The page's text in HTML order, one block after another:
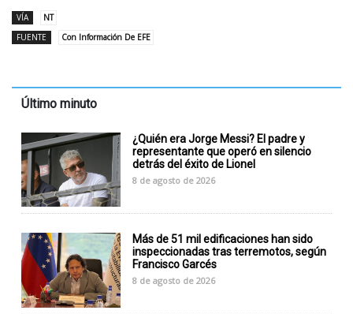
VÍA
NT
FUENTE
Con Información De EFE
Último minuto
¿Quién era Jorge Messi? El padre y
representante que operó en silencio
detrás del éxito de Lionel
8 de agosto de 2026
Más de 51 mil edificaciones han sido
inspeccionadas tras terremotos, según
Francisco Garcés
8 de agosto de 2026